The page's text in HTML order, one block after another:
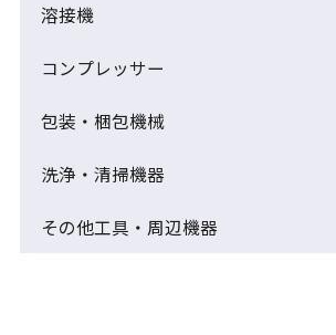
溶接機
コンプレッサー
包装・梱包機械
洗浄・清掃機器
その他工具・周辺機器